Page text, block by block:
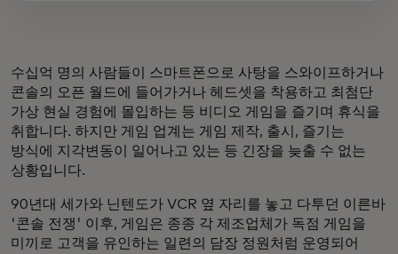
수십억 명의 사람들이 스마트폰으로 사탕을 스와이프하거나
콘솔의 오픈 월드에 들어가거나 헤드셋을 착용하고 최첨단
가상 현실 경험에 몰입하는 등 비디오 게임을 즐기며 휴식을
취합니다. 하지만 게임 업계는 게임 제작, 출시, 즐기는
방식에 지각변동이 일어나고 있는 등 긴장을 늦출 수 없는
상황입니다.
90년대 세가와 닌텐도가 VCR 옆 자리를 놓고 다투던 이른바
'콘솔 전쟁' 이후, 게임은 종종 각 제조업체가 독점 게임을
미끼로 고객을 유인하는 일련의 담장 정원처럼 운영되어